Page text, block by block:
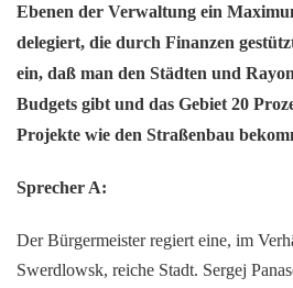
Ebenen der Verwaltung ein
delegiert, die durch Finanzen
ein, daß man den Städten und
Budgets gibt und das Gebiet 20
Projekte wie den Straßenbau
Sprecher A:
Der Bürgermeister regiert eine, im
Swerdlowsk, reiche Stadt. Sergej